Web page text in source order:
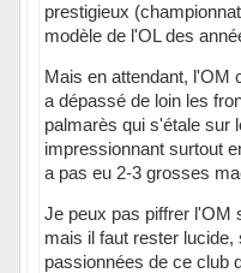
prestigieux
modèle de l'OL des
Mais en attendant, l'OM
a dépassé de loin les
palmarès qui s'étale sur
impressionnant surtout
a pas eu 2-3 grosses
Je peux pas piffrer l'OM
mais il faut rester
passionnées de ce club